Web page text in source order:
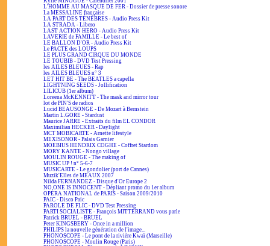
L'HOMME AU MASQUE DE FER - Dossier de presse sonore
La MESSALINE française
LA PART DES TÉNÈBRES - Audio Press Kit
LA STRADA - Libero
LAST ACTION HERO - Audio Press Kit
LAVERIE de FAMILLE - Le best of
LE BALLON D'OR - Audio Press Kit
Le PACTE des LOUPS
LE PLUS GRAND CIRQUE DU MONDE
LE TOUBIB - DVD Test Pressing
les AILES BLEUES - Rap
les AILES BLEUES n° 3
LET HIT BE - The BEATLES a capella
LIGHTNING SEEDS - Jollification
LILICUB (1er album)
Loreena McKENNITT - The mask and mirror tour
lot de PIN'S de radios
Lucid BEAUSONGE - De Mozart à Bernstein
Martin L.GORE - Stardust
Maurice JARRE - Extraits du film EL CONDOR
Maximilian HECKER - Daylight
MCT MOBICARTE - Arnette lifestyle
MEXISONOR - Palais Garnier
MOEBIUS HENDRIX COGHE - Coffret Stardom
MORY KANTE - Nongo village
MOULIN ROUGE - The making of
MUSIC UP ! n° 5-6-7
MUSICARTE - Le gondolier (port de Cannes)
Muzik'Elles de MEAUX 2007
Nilda FERNANDEZ - Disque d'Or Europe 2
NO ONE IS INNOCENT - Dépliant promo du 1er album
OPÉRA NATIONAL de PARIS - Saison 2009/2010
PAIC - Disco Paic
PAROLE DE FLIC - DVD Test Pressing
PARTI SOCIALISTE - François MITTERRAND vous parle
Patrick BRUEL - BRUEL
Peter KINGSBERY - Once in a million
PHILIPS la nouvelle génération de l'image...
PHONOSCOPE - Le pont de la rivière Kwaï (Marseille)
PHONOSCOPE - Moulin Rouge (Paris)